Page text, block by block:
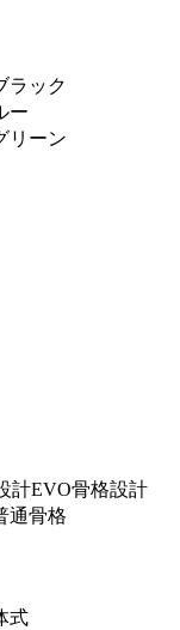
ラック
ー
リーン
EVO骨格設計
通骨格
式